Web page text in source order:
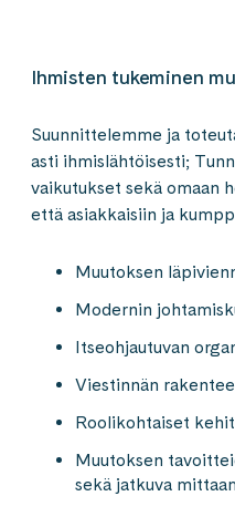
Ihmisten​ tukeminen
Suunnittelemme ja
asti ihmislähtöisesti;
vaikutukset sekä omaan
että asiakkaisiin ja
Muutoksen
Modernin
Itseohjautuvan
Viestinnän
Roolikohtaiset
Muutoksen
sekä jatkuva